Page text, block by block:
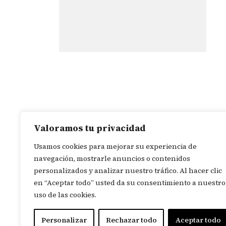
Valoramos tu privacidad
Usamos cookies para mejorar su experiencia de
navegación, mostrarle anuncios o contenidos
personalizados y analizar nuestro tráfico. Al hacer clic
en “Aceptar todo” usted da su consentimiento a nuestro
uso de las cookies.
Personalizar Rechazar todo Aceptar todo